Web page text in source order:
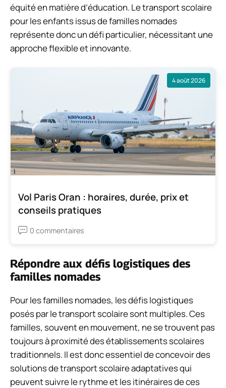
équité en matière d’éducation. Le transport scolaire
pour les enfants issus de familles nomades
représente donc un défi particulier, nécessitant une
approche flexible et innovante.
4 août 2026
Vol Paris Oran : horaires, durée, prix et
conseils pratiques
0 commentaires
Répondre aux défis logistiques des
familles nomades
Pour les familles nomades, les défis logistiques
posés par le transport scolaire sont multiples. Ces
familles, souvent en mouvement, ne se trouvent pas
toujours à proximité des établissements scolaires
traditionnels. Il est donc essentiel de concevoir des
solutions de transport scolaire adaptatives qui
peuvent suivre le rythme et les itinéraires de ces